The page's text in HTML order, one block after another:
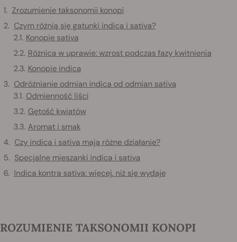
Zrozumienie taksonomii konopi
Czym różnią się gatunki indica i sativa?
Konopie sativa
Różnica w uprawie: wzrost podczas fazy kwitnienia
Konopie indica
Odróżnianie odmian indica od odmian sativa
Odmienność liści
Gętość kwiatów
Aromat i smak
Czy indica i sativa mają różne działanie?
Specjalne mieszanki indica i sativa
Indica kontra sativa: więcej, niż się wydaje
TAKSONOMII KONOPI